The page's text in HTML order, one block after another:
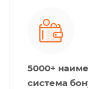
5000+
система